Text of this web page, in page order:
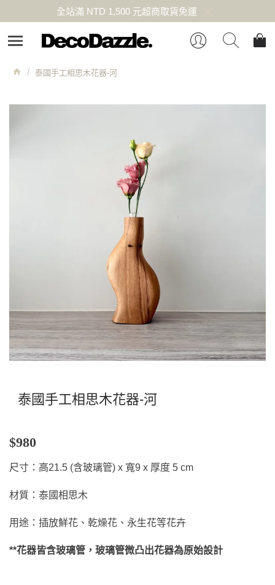
全站滿 NTD 1,500 元超商取貨免運
泰國手工相思木花器-河
泰國手工相思木花器-河
$980
尺寸：高21.5 (含玻璃管) x 寬9 x 厚度 5 cm
材質：泰國相思木
用途：插放鮮花、乾燥花、永生花等花卉
**花器皆含玻璃管， 玻璃管微凸出花器為原始設計